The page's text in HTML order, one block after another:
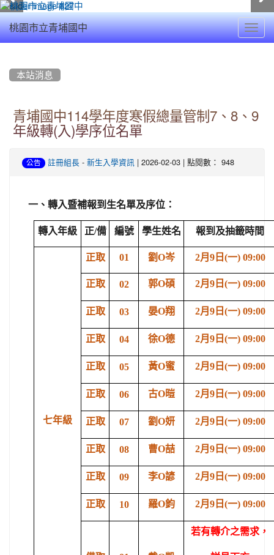
桃園市立青埔國中
本站消息
青埔國中114學年度寒假總量管制7、8、9
年級轉(入)學序位名單
公告 註冊組長 - 新生入學資訊 | 2026-02-03 | 點閱數： 948
一、轉入暨補報到生名單及序位：
轉入年級 正/備 編號 學生姓名 報到及抽籤時間
七年級
正取 01 劉O岑 2月9日(一) 09:00
正取 02 郭O碩 2月9日(一) 09:00
正取 03 晏O翔 2月9日(一) 09:00
正取 04 徐O德 2月9日(一) 09:00
正取 05 黃O蜜 2月9日(一) 09:00
正取 06 古O暟 2月9日(一) 09:00
正取 07 劉O妍 2月9日(一) 09:00
正取 08 曹O喆 2月9日(一) 09:00
正取 09 李O諺 2月9日(一) 09:00
正取 10 羅O鈞 2月9日(一) 09:00
若有轉介之需求，